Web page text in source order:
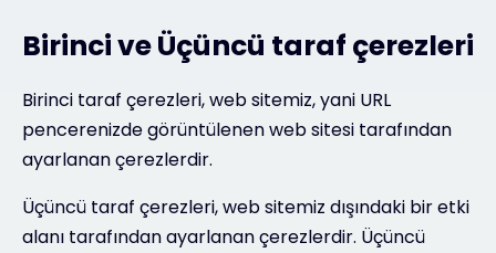
Birinci ve Üçüncü taraf çerezleri
Birinci taraf çerezleri, web sitemiz, yani URL
pencerenizde görüntülenen web sitesi tarafından
ayarlanan çerezlerdir.
Üçüncü taraf çerezleri, web sitemiz dışındaki bir etki
alanı tarafından ayarlanan çerezlerdir. Üçüncü